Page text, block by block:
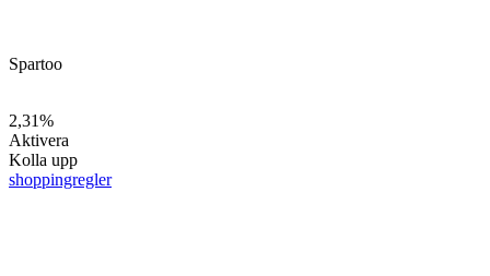
Spartoo
2,31%
Aktivera
Kolla upp
shoppingregler